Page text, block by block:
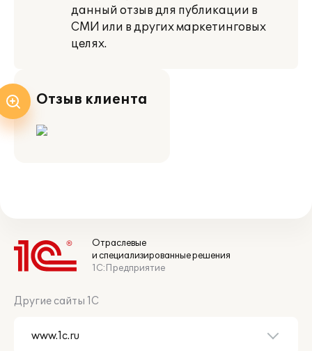
данный отзыв для публикации в
СМИ или в других маркетинговых
целях.
Отзыв клиента
Отраслевые
и специализированные решения
1С:Предприятие
Другие сайты 1С